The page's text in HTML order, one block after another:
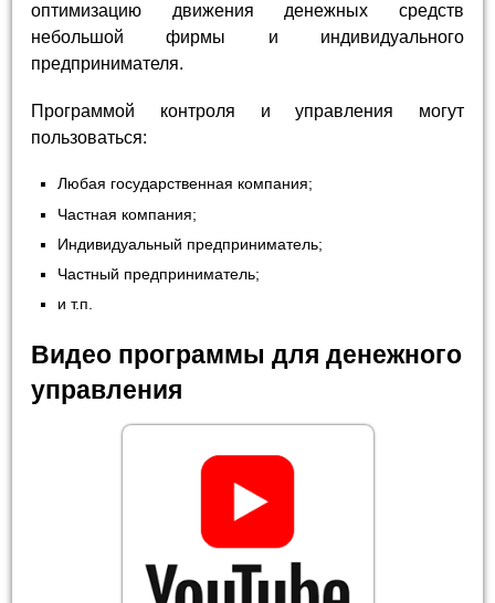
оптимизацию движения денежных средств
небольшой фирмы и индивидуального
предпринимателя.
Программой контроля и управления могут
пользоваться:
Любая государственная компания;
Частная компания;
Индивидуальный предприниматель;
Частный предприниматель;
и т.п.
Видео программы для денежного
управления